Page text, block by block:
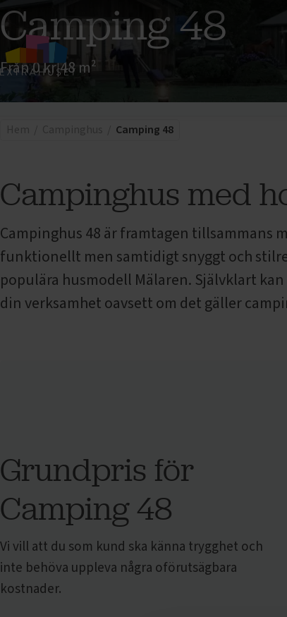
Camping 48
Från 0 kr|48 m²
Camping 48
Camping 48
Campinghus med
Campinghus 48 är framtagen tillsammans
funktionellt men samtidigt snyggt och
populära husmodell Mälaren. Självklart
din verksamhet oavsett om det gäller
Grundpris för
Camping 48
Vi vill att du som kund ska känna trygghet och
inte behöva uppleva några oförutsägbara
kostnader.